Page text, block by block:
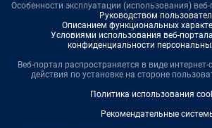
Особенности эксплуатации (использования)
Руководством
Описанием функциональных
Условиями использования веб-
конфиденциальности
Веб-портал распространяется в виде
действия по установке на стороне
Политика использования
Рекомендательные